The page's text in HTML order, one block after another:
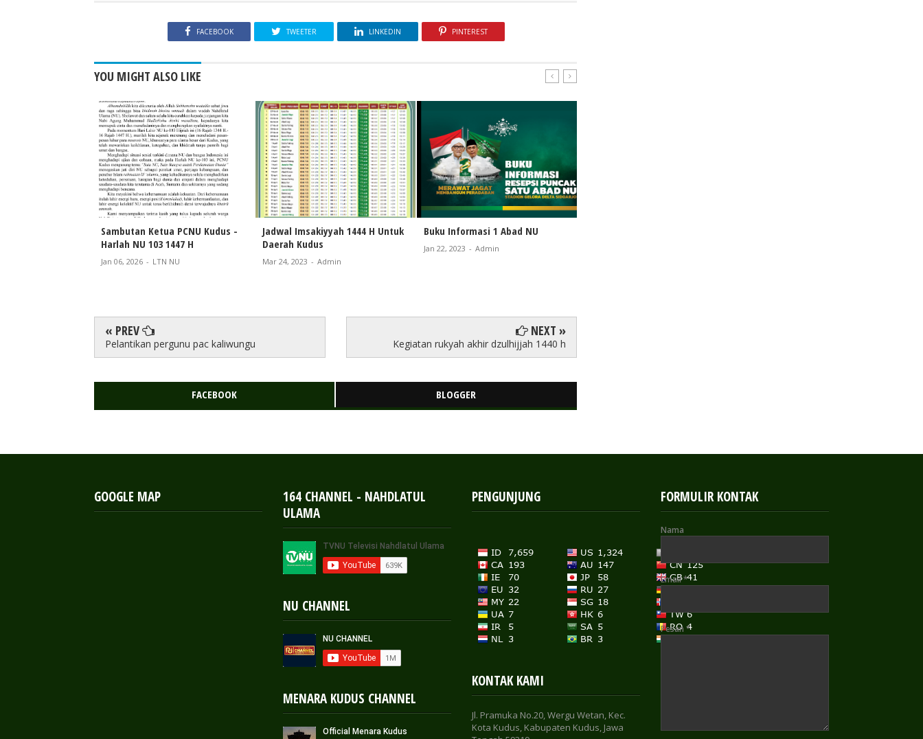
FACEBOOK TWEETER LINKEDIN PINTEREST
YOU MIGHT ALSO LIKE
Sambutan Ketua PCNU Kudus -
Harlah NU 103 1447 H
Jan 06, 2026 - LTN NU
Jadwal Imsakiyyah 1444 H Untuk
Daerah Kudus
Mar 24, 2023 - Admin
Buku Informasi 1 Abad NU
Jan 22, 2023 - Admin
« PREV
Pelantikan pergunu pac kaliwungu
NEXT »
Kegiatan rukyah akhir dzulhijjah 1440 h
FACEBOOK BLOGGER
GOOGLE MAP
164 CHANNEL - NAHDLATUL
ULAMA
NU CHANNEL
MENARA KUDUS CHANNEL
PENGUNJUNG
KONTAK KAMI
Jl. Pramuka No.20, Wergu Wetan, Kec.
Kota Kudus, Kabupaten Kudus, Jawa
FORMULIR KONTAK
Nama
Email*
Pesan *